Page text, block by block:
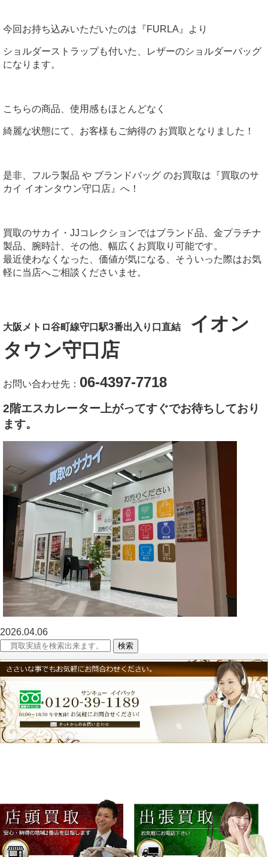
今回お持ち込みいただいたのは『FURLA』より
ショルダーストラップも付いた、レザーのショルダーバッグ
になります。
こちらの商品、使用感もほとんどなく
綺麗な状態にて、お客様もご納得の お買取となりました！
是非、フルラ製品 や ブランドバッグ のお買取は『買取のサ
カイ イオンタウン守口店』へ！
買取のサカイ・JJコレクションではブランド品、金プラチナ
製品、腕時計、その他、幅広くお買取り可能です。
最近使わなくなった、価値が気になる、そういった際はお気
軽に当店へご相談くださいませ。
大阪メトロ谷町線守口駅3番出入り口直結
イオン
タウン守口店
お問い合わせ先： 06-4397-7718
2階エスカレーター上がってすぐでお待ちしており
ます。
2026.04.06